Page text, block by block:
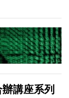
講座系列